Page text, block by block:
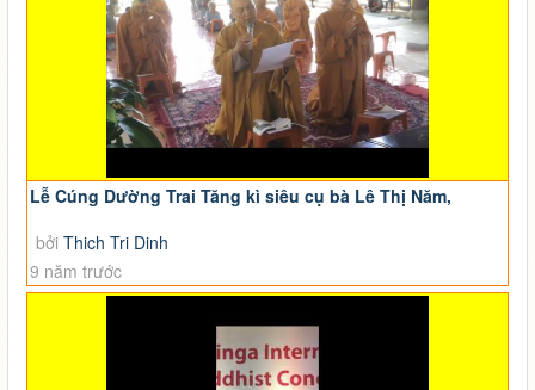
Lễ Cúng Dường Trai Tăng kì siêu cụ bà Lê Thị Năm,
bởi Thich Tri Dinh
9 năm trước